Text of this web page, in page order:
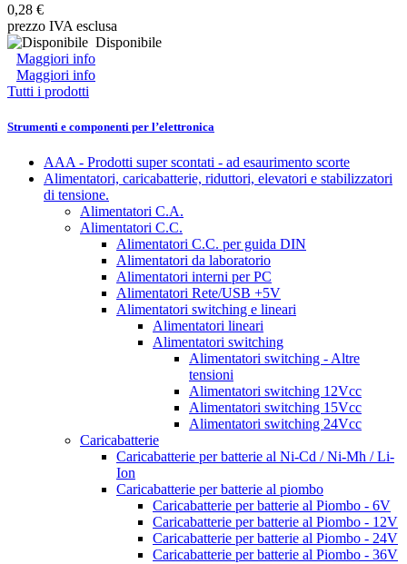
0,28 €
prezzo IVA esclusa
Disponibile
Maggiori info
Maggiori info
Tutti i prodotti
Strumenti e componenti per l’elettronica
AAA - Prodotti super scontati - ad esaurimento scorte
Alimentatori, caricabatterie, riduttori, elevatori e stabilizzatori
di tensione.
Alimentatori C.A.
Alimentatori C.C.
Alimentatori C.C. per guida DIN
Alimentatori da laboratorio
Alimentatori interni per PC
Alimentatori Rete/USB +5V
Alimentatori switching e lineari
Alimentatori lineari
Alimentatori switching
Alimentatori switching - Altre
tensioni
Alimentatori switching 12Vcc
Alimentatori switching 15Vcc
Alimentatori switching 24Vcc
Caricabatterie
Caricabatterie per batterie al Ni-Cd / Ni-Mh / Li-
Ion
Caricabatterie per batterie al piombo
Caricabatterie per batterie al Piombo - 6V
Caricabatterie per batterie al Piombo - 12V
Caricabatterie per batterie al Piombo - 24V
Caricabatterie per batterie al Piombo - 36V